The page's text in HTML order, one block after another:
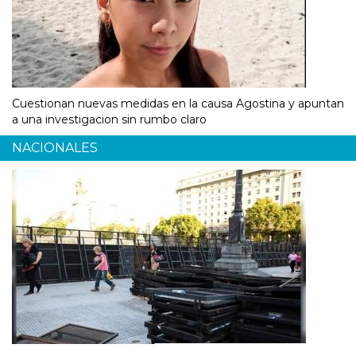
Cuestionan nuevas medidas en la causa Agostina y apuntan
a una investigacion sin rumbo claro
NACIONALES